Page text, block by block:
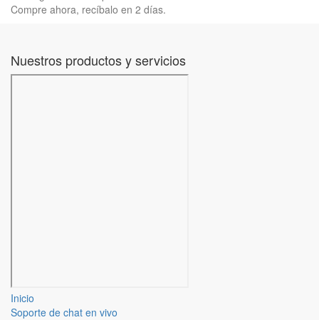
Compre ahora, recíbalo en 2 días.
Nuestros productos y servicios
Inicio
Soporte de chat en vivo